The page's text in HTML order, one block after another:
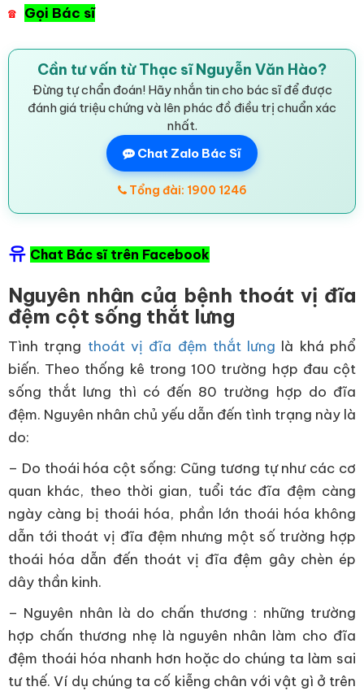
☎ Gọi Bác sĩ
Cần tư vấn từ Thạc sĩ Nguyễn Văn Hào?
Đừng tự chẩn đoán! Hãy nhắn tin cho bác sĩ để được
đánh giá triệu chứng và lên phác đồ điều trị chuẩn xác
nhất.
Chat Zalo Bác Sĩ
Tổng đài: 1900 1246
유 Chat Bác sĩ trên Facebook
Nguyên nhân của bệnh thoát vị đĩa
đệm cột sống thắt lưng
Tình trạng thoát vị đĩa đệm thắt lưng là khá phổ
biến. Theo thống kê trong 100 trường hợp đau cột
sống thắt lưng thì có đến 80 trường hợp do đĩa
đệm. Nguyên nhân chủ yếu dẫn đến tình trạng này là
do:
– Do thoái hóa cột sống: Cũng tương tự như các cơ
quan khác, theo thời gian, tuổi tác đĩa đệm càng
ngày càng bị thoái hóa, phần lớn thoái hóa không
dẫn tới thoát vị đĩa đệm nhưng một số trường hợp
thoái hóa dẫn đến thoát vị đĩa đệm gây chèn ép
dây thần kinh.
– Nguyên nhân là do chấn thương : những trường
hợp chấn thương nhẹ là nguyên nhân làm cho đĩa
đệm thoái hóa nhanh hơn hoặc do chúng ta làm sai
tư thế. Ví dụ chúng ta cố kiễng chân với vật gì ở trên